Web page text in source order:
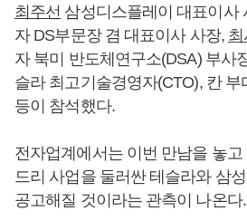
최주선 삼성디스플레이 대표이사
자 DS부문장 겸 대표이사 사장, 최
자 북미 반도체연구소(DSA) 부사
슬라 최고기술경영자(CTO), 칸
등이 참석했다.
전자업계에서는 이번 만남을 놓
드리 사업을 둘러싼 테슬라와 삼
공고해질 것이라는 관측이 나온다.